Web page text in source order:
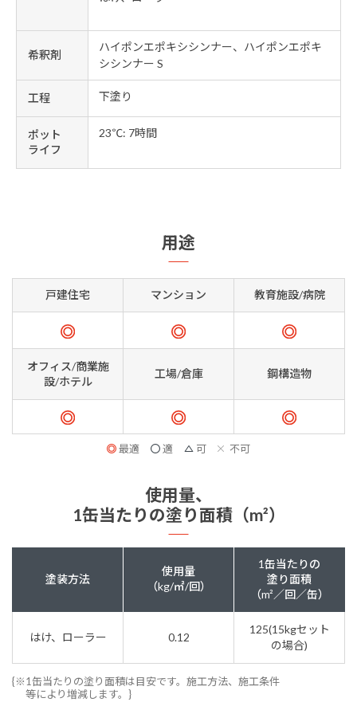
希釈剤
ハイポンエポキシシンナー、ハイポンエポキ
シシンナー S
工程 下塗り
ポット
ライフ
23℃: 7時間
用途
戸建住宅 マンション 教育施設/病院
オフィス/商業施
設/ホテル
工場/倉庫 鋼構造物
最適 適 可 不可
使用量、
1缶当たりの塗り面積（m²）
塗装方法
使用量
（kg/㎡/回）
1缶当たりの
塗り面積
（m²／回／缶）
はけ、ローラー 0.12
125(15kgセット
の場合)
{※1缶当たりの塗り面積は目安です。施工方法、施工条件
等により増減します。}